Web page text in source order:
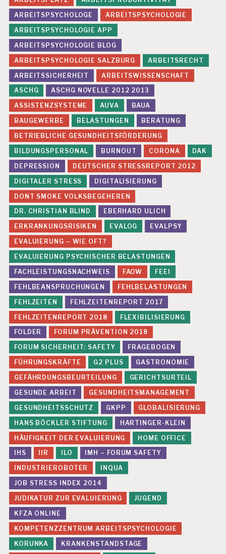
ARBEITSPSYCHOLOGE
ARBEITSPSYCHOLOGIE
ARBEITSPSYCHOLOGIE APP
ARBEITSPSYCHOLOGIE BLOG
ARBEITSPSYCHOLOGIE SALZBURG
ARBEITSRECHT
ARBEITSSICHERHEIT
ARBEITSWISSENSCHAFT
ASCHG
ASCHG NOVELLE 2012 2013
ASSISTENZSYSTEME
AUVA
BAUA
BAUGEWERBE
BELASTUNGEN
BERATUNG
BETRIEBLICHE GESUNDHEITSFÖRDERUNG
BILDUNGSPERSONAL
BURNOUT CORONA
DAK
DEPRESSION
DEUTSCHER STRESSREPORT 2012
DIGITALER STRESS
DIGITALISIERUNG
DONT SMOKE VOLKSBEGEHEREN
DR. CHRISTIAN BLIND
EBERHARD ULICH
ERKRANKUNGSRISIKEN
EVALOG
EVALPSY
EVALUIERUNG – WIE OFT?
EVALUIERUNG PSYCHISCHER BELASTUNGEN
FACHLEISTUNGSNACHWEIS
FAOW
FEEI
FEHLBEANSPRUCHUNGEN
FEHLBELASTUNGEN
FEHLZEITEN
FEHLZEITENREPORT 2017
FEHLZEITENREPORT 2018
FLEXIBILISIERUNG
FOLDER
FORUM PRÄVENTION 2018
FORUM SICHERHEIT: SAFETY
FRAGEBOGEN
FÜHRUNGSKRÄFTE
G2 PLUS
GASTRONOMIE
GEFÄHRDUNGSBEURTEILUNG
GERICHTSURTEIL
GESUNDE ARBEIT
GESUNDHEITSMANAGEMENT
GESUNDHEITSSCHUTZ
GKPP
GLOBALISIERUNG
HANS BÖCKLER STIFTUNG
HARTINGER-KLEIN
HÄUFIGKEIT DER EVALUIERUNG
HOME OFFICE
IHS
IIR ILO
IMH – FORUM SAFETY
INDUSTRIEROBOTER
INQUA
JOB STRESS INDEX 2014
JUDIKATUR ZUR EVALUIERUNG
JUGEND
KFZA ONLINE
KOMPETENZZENTRUM ARBEITSPSYCHOLOGIE
KORUNKA
KRANKENSTANDSTAGE